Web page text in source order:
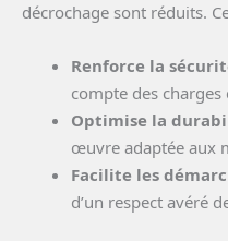
décrochage sont réduits.
Renforce la
compte des
Optimise la
œuvre adaptée aux
Facilite les
d’un respect avéré